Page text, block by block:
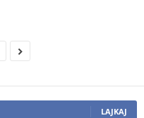
LAJKAJ